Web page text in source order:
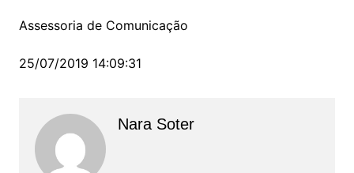
Assessoria de Comunicação
25/07/2019 14:09:31
Nara Soter